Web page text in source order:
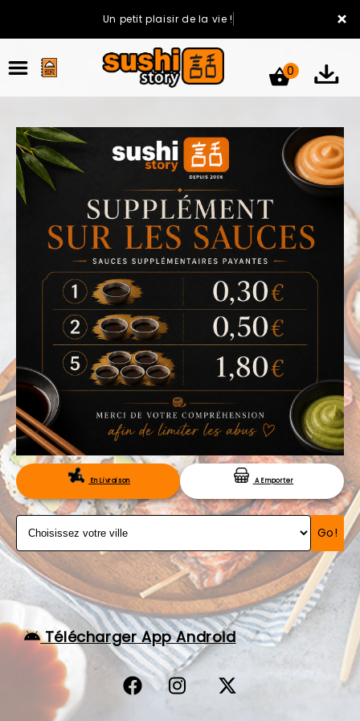
×
Un petit plaisir de la vie !
ACCUEIL
LA CARTE
VOTRE COMPTE
NOTRE RESTAURANT
VOS AVIS
MENTIONS LÉGALES
C.G.V
RÉSERVATION
0
En Livraison A Emporter
Go!
Télécharger App Android